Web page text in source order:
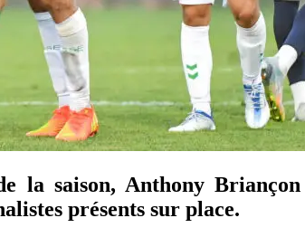
la saison, Anthony
présents sur place.